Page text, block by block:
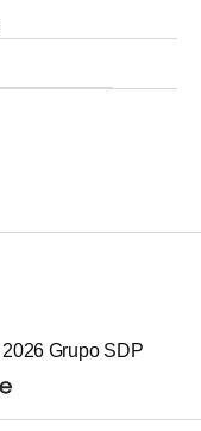
2026 Grupo SDP